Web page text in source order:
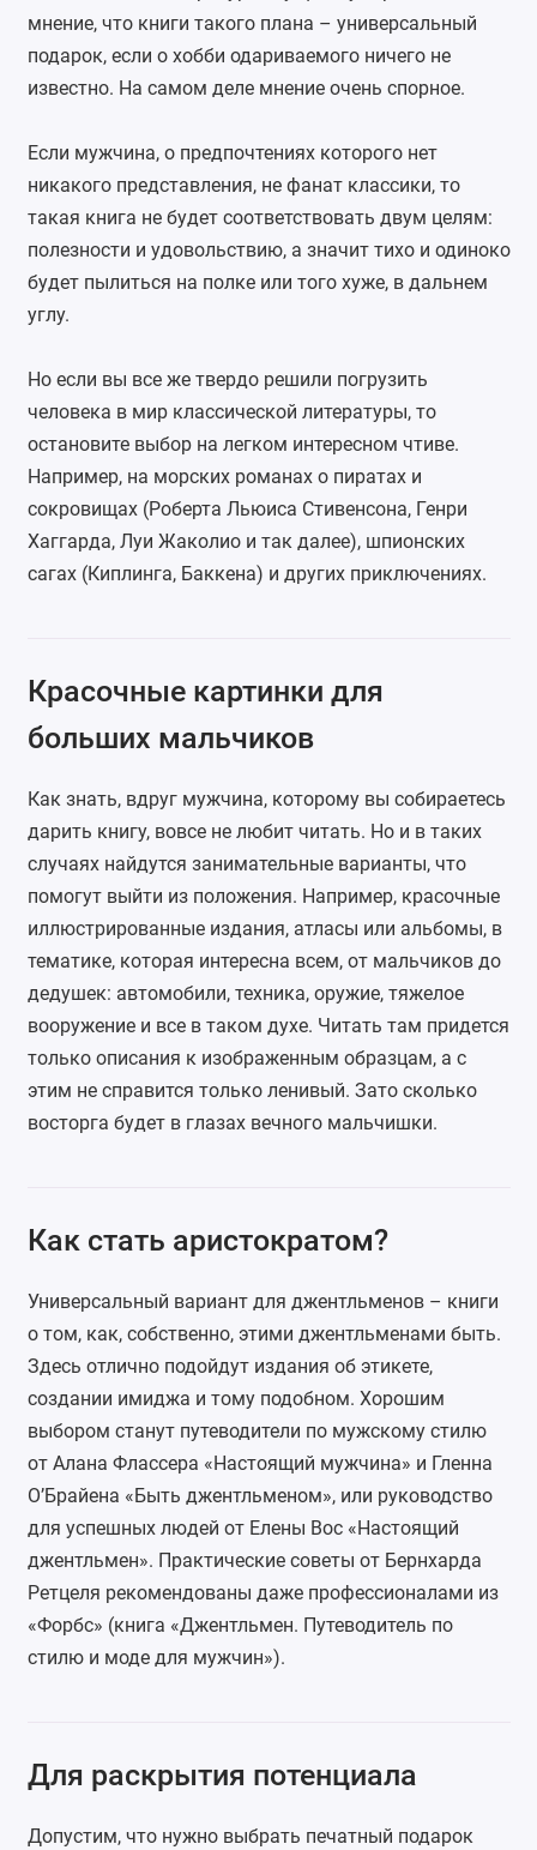
мнение, что книги такого плана – универсальный
подарок, если о хобби одариваемого ничего не
известно. На самом деле мнение очень спорное.
Если мужчина, о предпочтениях которого нет
никакого представления, не фанат классики, то
такая книга не будет соответствовать двум целям:
полезности и удовольствию, а значит тихо и одиноко
будет пылиться на полке или того хуже, в дальнем
углу.
Но если вы все же твердо решили погрузить
человека в мир классической литературы, то
остановите выбор на легком интересном чтиве.
Например, на морских романах о пиратах и
сокровищах (Роберта Льюиса Стивенсона, Генри
Хаггарда, Луи Жаколиои так далее), шпионских
сагах (Киплинга, Баккена) и других приключениях.
Красочные картинки для
больших мальчиков
Как знать, вдруг мужчина, которому вы собираетесь
дарить книгу, вовсе не любит читать. Но и в таких
случаях найдутся занимательные варианты, что
помогут выйти из положения. Например, красочные
иллюстрированные издания, атласы или альбомы, в
тематике, которая интересна всем, от мальчиков до
дедушек: автомобили, техника, оружие, тяжелое
вооружение и все в таком духе. Читать там придется
только описания к изображенным образцам, а с
этим не справится только ленивый. Зато сколько
восторга будет в глазах вечного мальчишки.
Как стать аристократом?
Универсальный вариант для джентльменов – книги
о том, как, собственно, этими джентльменами быть.
Здесь отлично подойдут издания об этикете,
создании имиджа и тому подобном. Хорошим
выбором станут путеводители по мужскому стилю
от Алана Флассера «Настоящий мужчина» и Гленна
О’Брайена «Быть джентльменом», или руководство
для успешных людей от Елены Вос «Настоящий
джентльмен». Практические советы от Бернхарда
Ретцеля рекомендованы даже профессионалами из
«Форбс» (книга «Джентльмен. Путеводитель по
стилю и моде для мужчин»).
Для раскрытия потенциала
Допустим, что нужно выбрать печатный подарок